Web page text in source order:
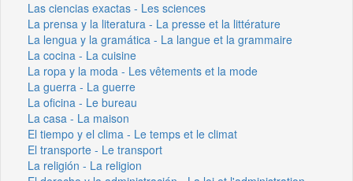
Las ciencias exactas - Les sciences
La prensa y la literatura - La presse et la littérature
La lengua y la gramática - La langue et la grammaire
La cocina - La cuisine
La ropa y la moda - Les vêtements et la mode
La guerra - La guerre
La oficina - Le bureau
La casa - La maison
El tiempo y el clima - Le temps et le climat
El transporte - Le transport
La religión - La religion